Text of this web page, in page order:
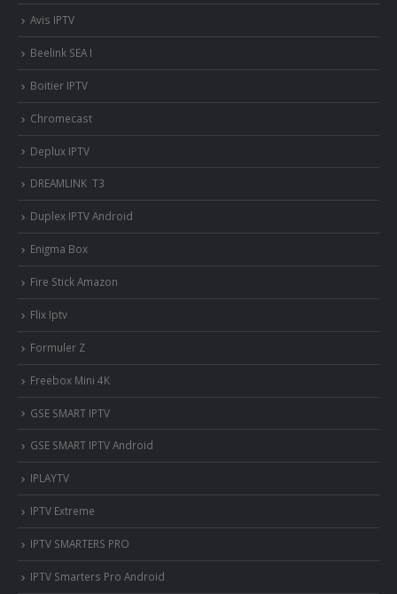
Avis IPTV
Beelink SEA I
Boitier IPTV
Chromecast
Deplux IPTV
DREAMLINK T3
Duplex IPTV Android
Enigma Box
Fire Stick Amazon
Flix Iptv
Formuler Z
Freebox Mini 4K
‎GSE SMART IPTV
GSE SMART IPTV Android
IPLAYTV
IPTV Extreme
IPTV SMARTERS PRO
IPTV Smarters Pro Android